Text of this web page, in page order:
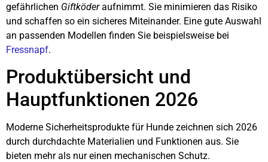
gefährlichen Giftköderaufnimmt. Sie minimieren das Risiko
und schaffen so ein sicheres Miteinander. Eine gute Auswahl
an passenden Modellen finden Sie beispielsweise bei
Fressnapf.
Produktübersicht und
Hauptfunktionen 2026
Moderne Sicherheitsprodukte für Hunde zeichnen sich 2026
durch durchdachte Materialien und Funktionen aus. Sie
bieten mehr als nur einen mechanischen Schutz.